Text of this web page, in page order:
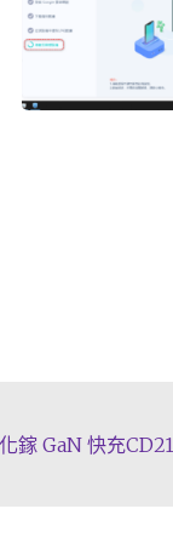
鎵 GaN 快充